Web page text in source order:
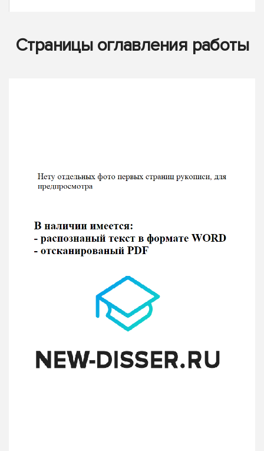
Страницы оглавления работы